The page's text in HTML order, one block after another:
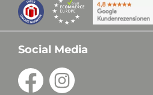
Social Media